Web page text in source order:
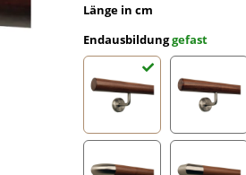
Länge in cm
Endausbildunggefast
gefast